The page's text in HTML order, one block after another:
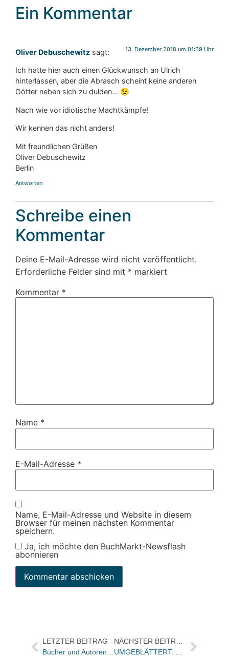
Ein Kommentar
Oliver Debuschewitz sagt: 13. Dezember 2018 um 01:59 Uhr
Ich hatte hier auch einen Glückwunsch an Ulrich
hinterlassen, aber die Abrasch scheint keine anderen
Götter neben sich zu dulden… 😉
Nach wie vor idiotische Machtkämpfe!
Wir kennen das nicht anders!
Mit freundlichen Grüßen
Oliver Debuschewitz
Berlin
Antworten
Schreibe einen
Kommentar
Deine E-Mail-Adresse wird nicht veröffentlicht.
Erforderliche Felder sind mit * markiert
Kommentar *
Name *
E-Mail-Adresse *
Name, E-Mail-Adresse und Website in diesem
Browser für meinen nächsten Kommentar
speichern.
Ja, ich möchte den BuchMarkt-Newsflash
abonnieren
LETZTER BEITRAG